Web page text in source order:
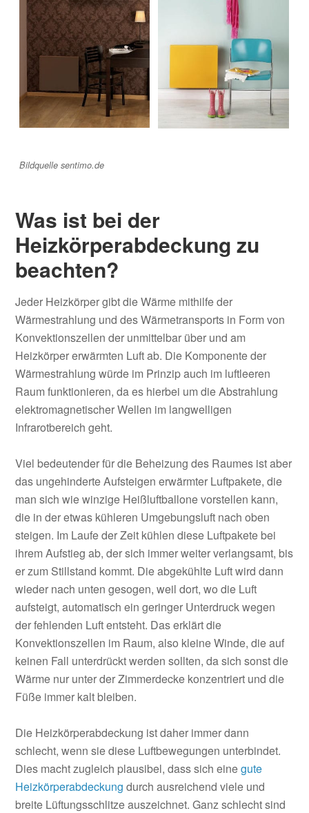
Bildquelle sentimo.de
Was ist bei der
Heizkörperabdeckung zu
beachten?
Jeder Heizkörper gibt die Wärme mithilfe der
Wärmestrahlung und des Wärmetransports in Form von
Konvektionszellen der unmittelbar über und am
Heizkörper erwärmten Luft ab. Die Komponente der
Wärmestrahlung würde im Prinzip auch im luftleeren
Raum funktionieren, da es hierbei um die Abstrahlung
elektromagnetischer Wellen im langwelligen
Infrarotbereich geht.
Viel bedeutender für die Beheizung des Raumes ist aber
das ungehinderte Aufsteigen erwärmter Luftpakete, die
man sich wie winzige Heißluftballone vorstellen kann,
die in der etwas kühleren Umgebungsluft nach oben
steigen. Im Laufe der Zeit kühlen diese Luftpakete bei
ihrem Aufstieg ab, der sich immer weiter verlangsamt, bis
er zum Stillstand kommt. Die abgekühlte Luft wird dann
wieder nach unten gesogen, weil dort, wo die Luft
aufsteigt, automatisch ein geringer Unterdruck wegen
der fehlenden Luft entsteht. Das erklärt die
Konvektionszellen im Raum, also kleine Winde, die auf
keinen Fall unterdrückt werden sollten, da sich sonst die
Wärme nur unter der Zimmerdecke konzentriert und die
Füße immer kalt bleiben.
Die Heizkörperabdeckung ist daher immer dann
schlecht, wenn sie diese Luftbewegungen unterbindet.
Dies macht zugleich plausibel, dass sich einegute
Heizkörperabdeckung durch ausreichend viele und
breite Lüftungsschlitze auszeichnet. Ganz schlecht sind